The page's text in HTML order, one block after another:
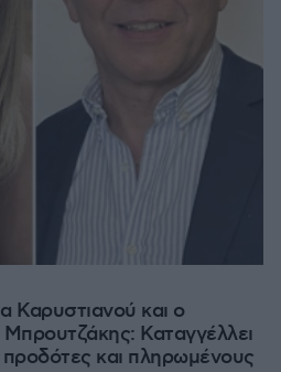
Καρυστιανού και ο
Μπρουτζάκης: Καταγγέλλει
και πληρωμένους